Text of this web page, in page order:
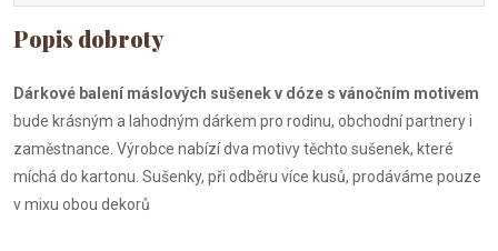
Dárkové balení máslových sušenek v dóze s vánočním motivem
bude krásným a lahodným dárkem pro rodinu, obchodní partnery i
zaměstnance. Výrobce nabízí dva motivy těchto sušenek, které
míchá do kartonu. Sušenky, při odběru více kusů, prodáváme pouze
v mixu obou dekorů